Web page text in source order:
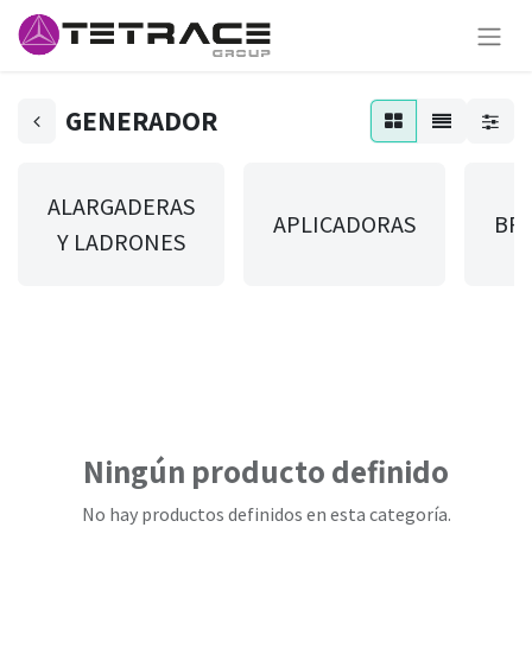
GENERADOR
ALARGADERAS
Y LADRONES
APLICADORAS
Ningún producto definido
No hay productos definidos en esta categoría.